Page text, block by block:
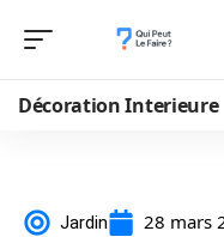
Décoration Interieure
Jardin 28 mars